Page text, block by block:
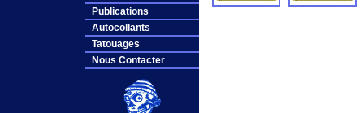
Publications
Autocollants
Tatouages
Nous Contacter